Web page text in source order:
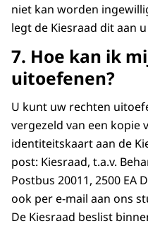
niet kan worden
legt de Kiesraad dit aan
7. Hoe kan ik
uitoefenen?
U kunt uw rechten
vergezeld van een kopie
identiteitskaart aan de
post: Kiesraad, t.a.v.
Postbus 20011, 2500 EA
ook per e-mail aan ons
De Kiesraad beslist